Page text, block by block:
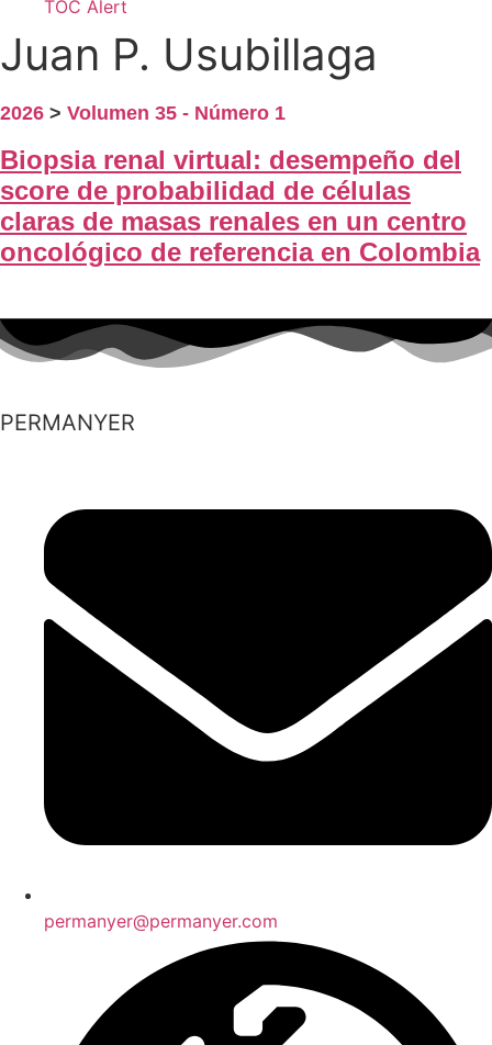
TOC Alert
Juan P. Usubillaga
2026 > Volumen 35 - Número 1
Biopsia renal virtual: desempeño del
score de probabilidad de células
claras de masas renales en un centro
oncológico de referencia en Colombia
PERMANYER
permanyer@permanyer.com